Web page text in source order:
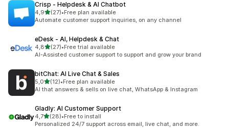
Crisp ‑ Helpdesk & AI Chatbot
4,9/ 5 tähteä
(27)
27 arvostelua yhteensä
•Free plan available
Automate customer support inquiries, on any channel
eDesk ‑ AI, Helpdesk & Chat
4,8/ 5 tähteä
(27)
27 arvostelua yhteensä
•Free trial available
AI-Assisted customer support to support and grow your brand
bitChat: AI Live Chat & Sales
5,0/ 5 tähteä
(12)
12 arvostelua yhteensä
•Free plan available
AI that answers & sells on live chat, WhatsApp & Instagram
Gladly: AI Customer Support
4,7/ 5 tähteä
(28)
28 arvostelua yhteensä
•Free to install
Personalized 24/7 support across email, live chat, and more.